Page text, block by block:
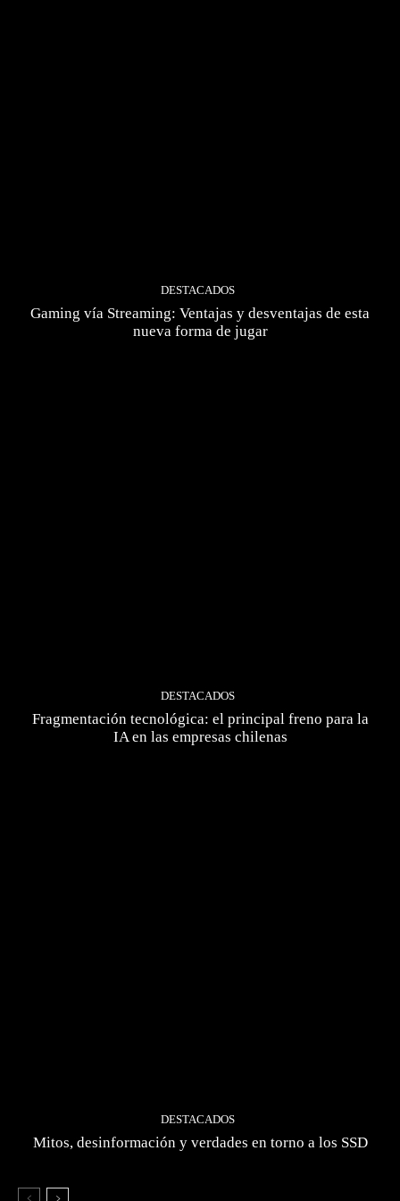
DESTACADOS
Gaming vía Streaming: Ventajas y desventajas de esta
nueva forma de jugar
DESTACADOS
Fragmentación tecnológica: el principal freno para la
IA en las empresas chilenas
DESTACADOS
Mitos, desinformación y verdades en torno a los SSD